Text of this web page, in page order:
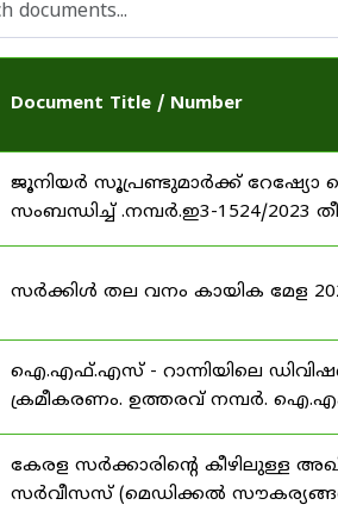
Document Title / Number
ജൂനിയർ സൂപ്രണ്ടുമാർക്ക് റേഷ്യോ
സംബന്ധിച്ച് .നമ്പർ.ഇ3-1524/2023
സർക്കിൾ തല വനം കായിക മേള
ഐ.എഫ്.എസ് - റാന്നിയിലെ
ക്രമീകരണം. ഉത്തരവ് നമ്പർ.
കേരള സർക്കാരിന്റെ കീഴിലുള്ള
സർവീസസ് (മെഡിക്കൽ സൗകര്യങ്ങൾ)